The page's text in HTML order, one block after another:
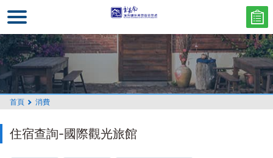
到
主
要
內
容
區
塊
首頁 消費
住宿查詢-國際觀光旅館